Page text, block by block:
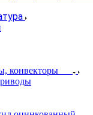
конвекторы